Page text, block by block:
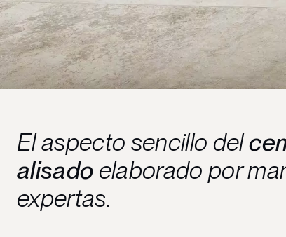
El aspecto sencillo del
alisado elaborado por
expertas.